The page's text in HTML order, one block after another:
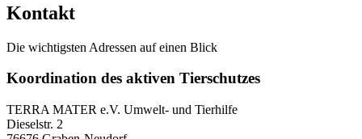
Kontakt
Die wichtigsten Adressen auf einen Blick
Koordination des aktiven Tierschutzes
TERRA MATER e.V. Umwelt- und Tierhilfe
Dieselstr. 2